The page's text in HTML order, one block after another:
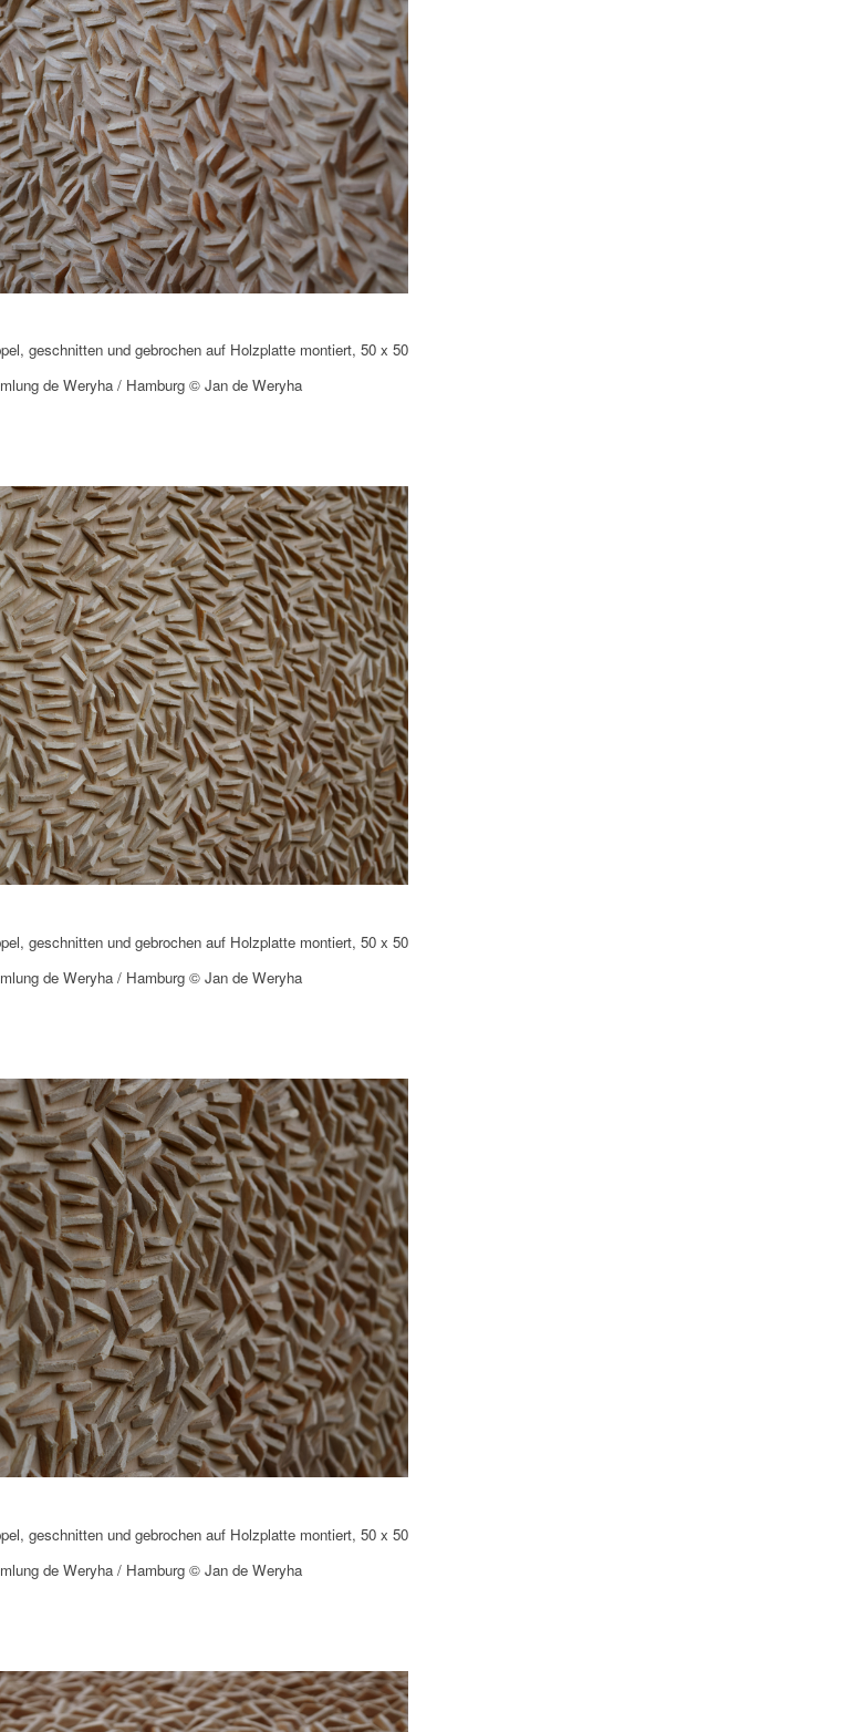
geschnitten und gebrochen auf Holzplatte montiert, 50 x 50
de Weryha / Hamburg © Jan de Weryha
geschnitten und gebrochen auf Holzplatte montiert, 50 x 50
de Weryha / Hamburg © Jan de Weryha
geschnitten und gebrochen auf Holzplatte montiert, 50 x 50
de Weryha / Hamburg © Jan de Weryha